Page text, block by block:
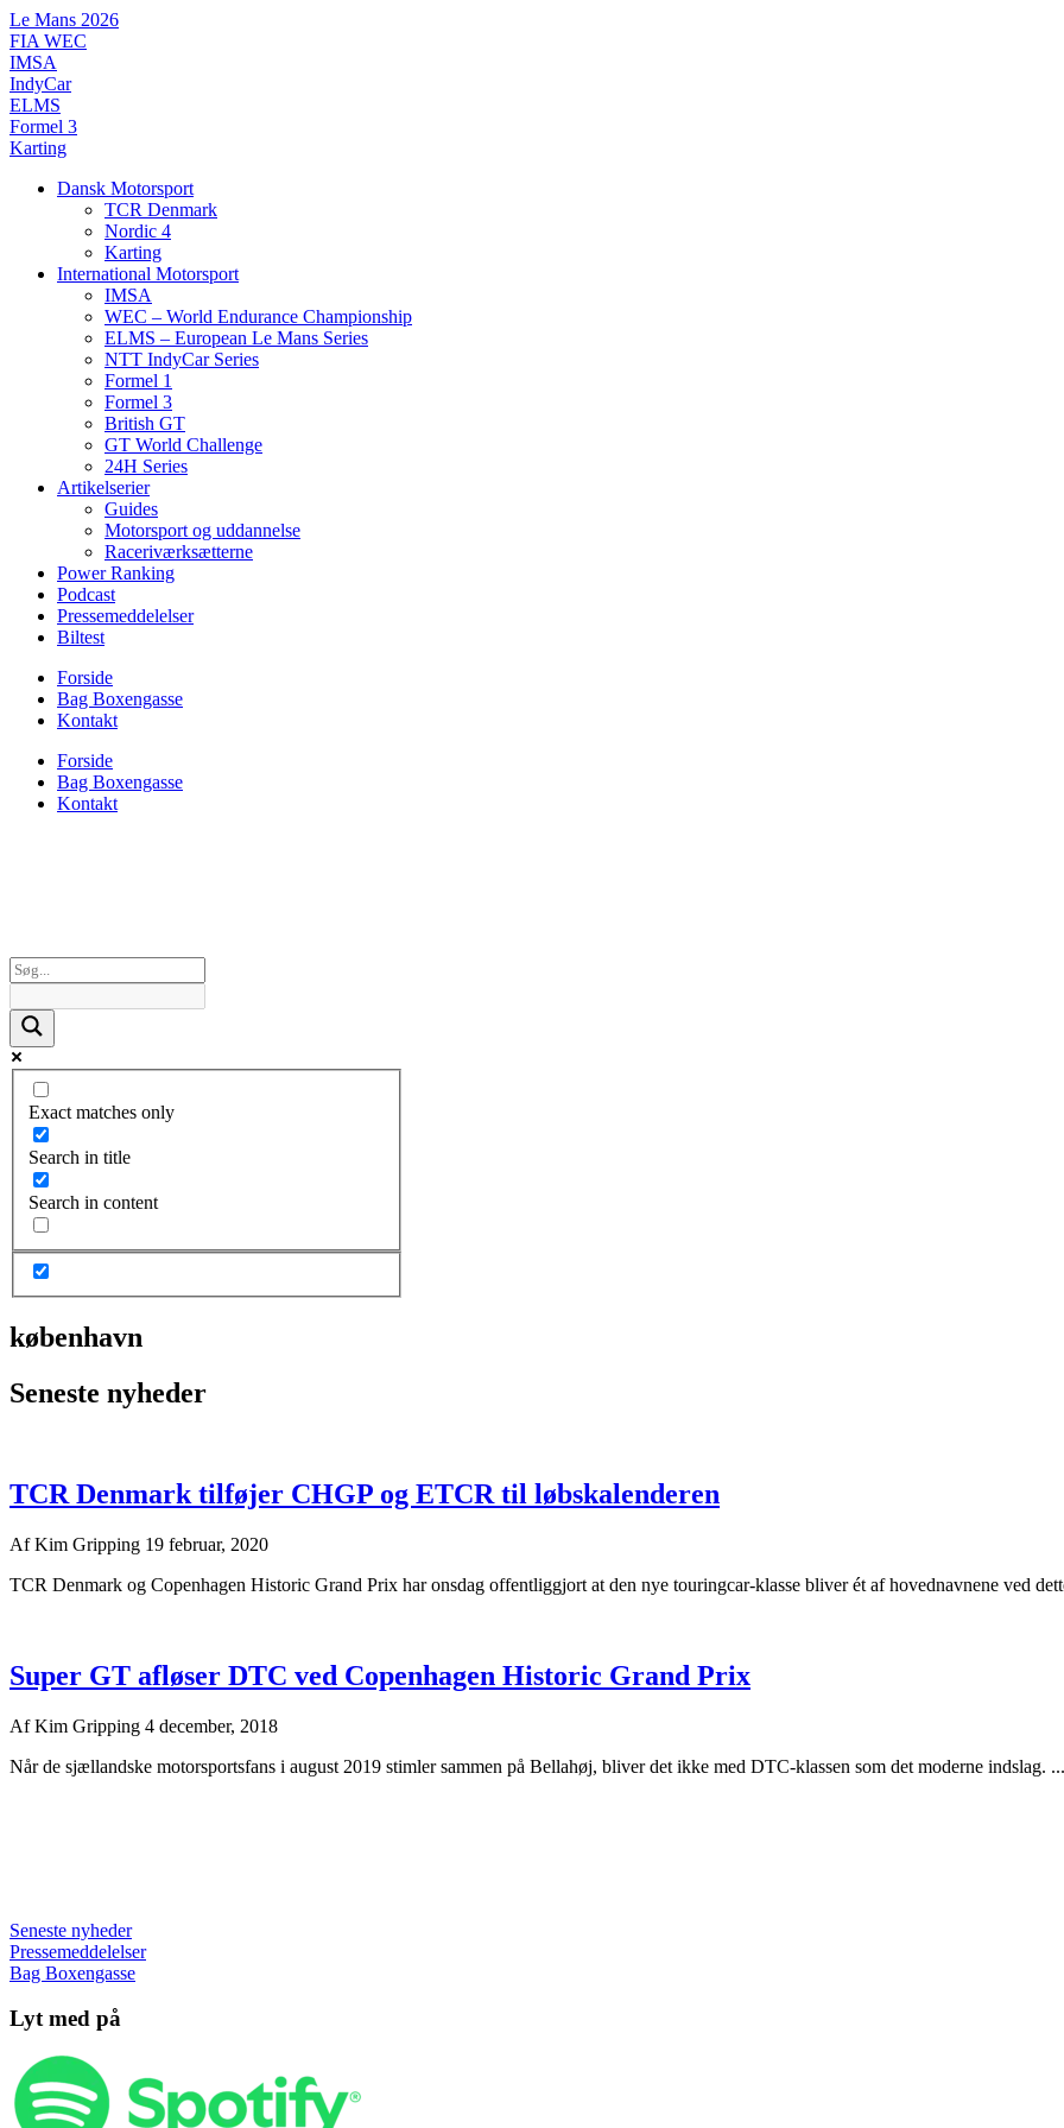
Videre
til
indhold
Le Mans 2026
FIA WEC
IMSA
IndyCar
ELMS
Formel 3
Karting
Dansk Motorsport
TCR Denmark
Nordic 4
Karting
International Motorsport
IMSA
WEC – World Endurance Championship
ELMS – European Le Mans Series
NTT IndyCar Series
Formel 1
Formel 3
British GT
GT World Challenge
24H Series
Artikelserier
Guides
Motorsport og uddannelse
Raceriværksætterne
Power Ranking
Podcast
Pressemeddelelser
Biltest
Forside
Bag Boxengasse
Kontakt
Forside
Bag Boxengasse
Kontakt
Exact matches only
Search in title
Search in content
københavn
Seneste nyheder
TCR Denmark tilføjer CHGP og ETCR til løbskalenderen
AfKim Gripping 19 februar, 2020
TCR Denmark og Copenhagen Historic Grand Prix har onsdag offentliggjort at den nye touringcar-klasse bliver ét af hovednavnene ved
Super GT afløser DTC ved Copenhagen Historic Grand Prix
AfKim Gripping 4 december, 2018
Når de sjællandske motorsportsfans i august 2019 stimler sammen på Bellahøj, bliver det ikke med DTC-klassen som det moderne indslag. ...
Seneste nyheder
Pressemeddelelser
Bag Boxengasse
Lyt med på